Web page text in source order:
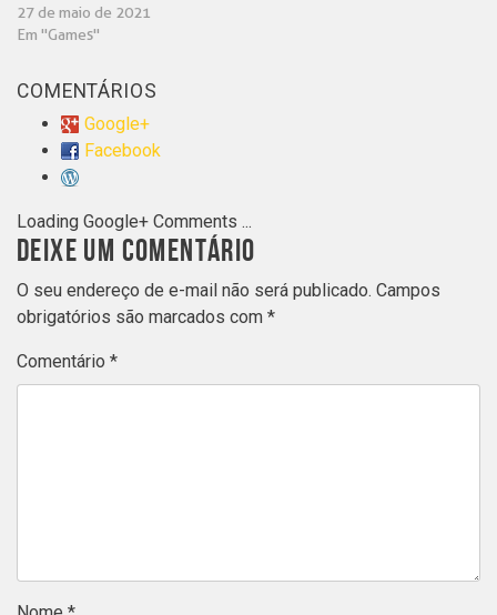
27 de maio de 2021
Em "Games"
COMENTÁRIOS
Google+
Facebook
Loading Google+ Comments ...
DEIXE UM COMENTÁRIO
O seu endereço de e-mail não será publicado. Campos
obrigatórios são marcados com *
Comentário *